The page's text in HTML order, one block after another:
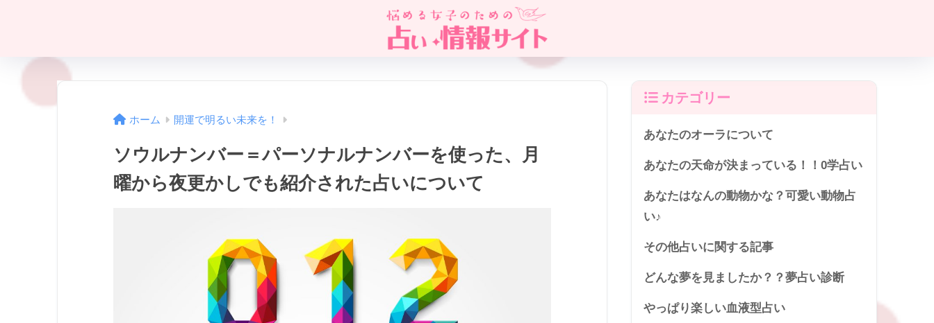
ホーム 開運で明るい未来を！
ソウルナンバー＝パーソナルナンバーを使った、月
曜から夜更かしでも紹介された占いについて
カテゴリー
あなたのオーラについて
あなたの天命が決まっている！！0学占い
あなたはなんの動物かな？可愛い動物占
い♪
その他占いに関する記事
どんな夢を見ましたか？？夢占い診断
やっぱり楽しい血液型占い